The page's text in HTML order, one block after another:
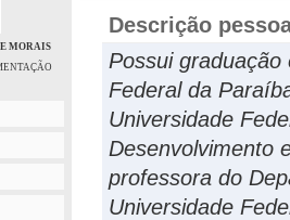
MORAIS
Descrição
Possui
Federal da
Universidade
Desenvolvimento
professora do
Universidade